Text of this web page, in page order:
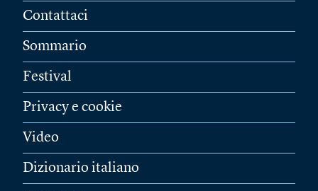
Contattaci
Sommario
Festival
Privacy e cookie
Video
Dizionario italiano